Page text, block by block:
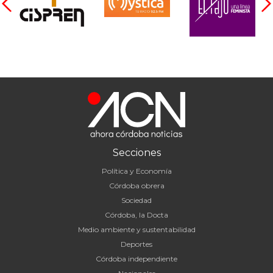
Secciones
Política y Economía
Córdoba obrera
Sociedad
Córdoba, la Docta
Medio ambiente y sustentabilidad
Deportes
Córdoba independiente